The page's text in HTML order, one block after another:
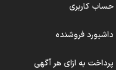
حساب کاربری
داشبورد فروشنده
پرداخت به ازای هر آگهی